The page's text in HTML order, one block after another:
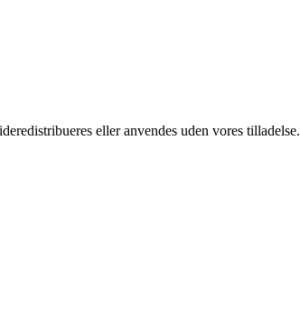
eller anvendes uden vores tilladelse.